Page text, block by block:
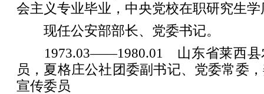
会主义专业毕业，中央党校在职研究生学
现任公安部部长、党委书记。
1973.03——1980.01 山东省莱西县
员，夏格庄公社团委副书记、党委常委
宣传委员